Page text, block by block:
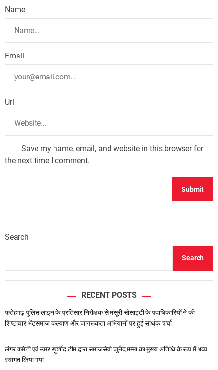
Name
Email
Url
Save my name, email, and website in this browser for
the next time I comment.
Search
Search
RECENT POSTS
फतेहगढ़ पुलिस लाइन के प्रतिसार निरीक्षक से मंसूरी सोसाइटी के पदाधिकारियों ने की
शिष्टाचार भेंटसमाज कल्याण और जागरूकता अभियानों पर हुई सार्थक चर्चा
लंगर कमेटी एवं उमर ख़ुर्शीद टीम द्वारा समाजसेवी जुनैद मम्मा का मुख्य अतिथि के रूप में भव्य
स्वागत किया गया